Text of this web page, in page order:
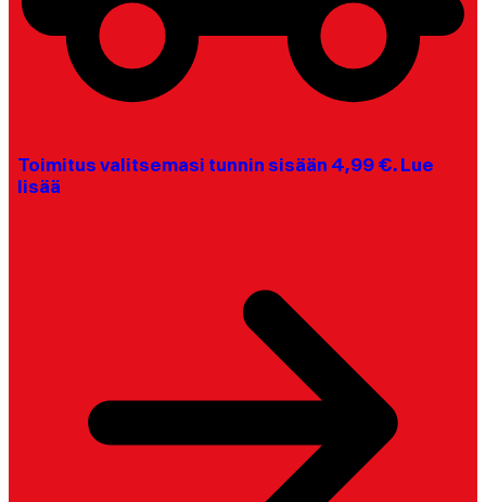
Toimitus valitsemasi tunnin sisään 4,99 €. Lue
lisää